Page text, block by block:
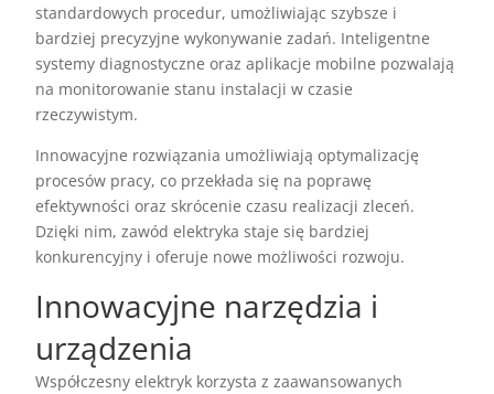
standardowych procedur, umożliwiając szybsze i
bardziej precyzyjne wykonywanie zadań. Inteligentne
systemy diagnostyczne oraz aplikacje mobilne pozwalają
na monitorowanie stanu instalacji w czasie
rzeczywistym.
Innowacyjne rozwiązania umożliwiają optymalizację
procesów pracy, co przekłada się na poprawę
efektywności oraz skrócenie czasu realizacji zleceń.
Dzięki nim, zawód elektryka staje się bardziej
konkurencyjny i oferuje nowe możliwości rozwoju.
Innowacyjne narzędzia i
urządzenia
Współczesny elektryk korzysta z zaawansowanych